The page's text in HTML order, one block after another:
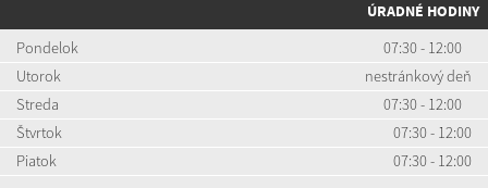
ÚRADNÉ HODINY
Pondelok
07:30 - 12:00
Utorok
nestránkový deň
Streda
07:30 - 12:00
Štvrtok
07:30 - 12:00
Piatok
07:30 - 12:00